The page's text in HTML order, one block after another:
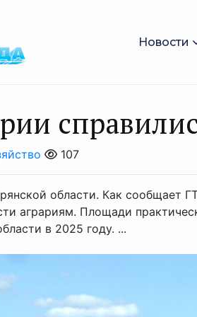
Новости
107
области. Как сообщает
аграриям. Площади
в 2025 году. ...